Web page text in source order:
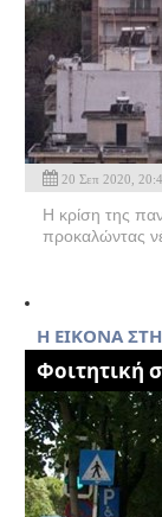
20 Σεπ 2020,
Η κρίση της
προκαλώντας
H EIKΟΝΑ
Φοιτητική